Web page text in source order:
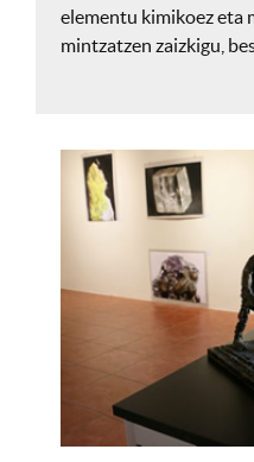
elementu kimikoez eta
mintzatzen zaizkigu,